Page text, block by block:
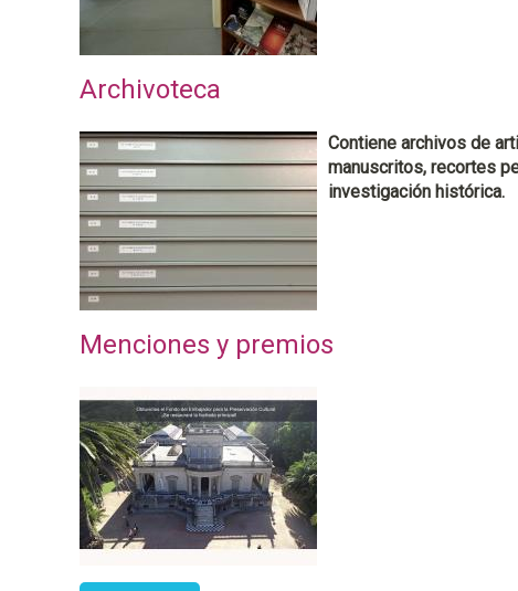
Archivoteca
Contiene archivos de
manuscritos, recortes
investigación histórica.
Menciones y premios